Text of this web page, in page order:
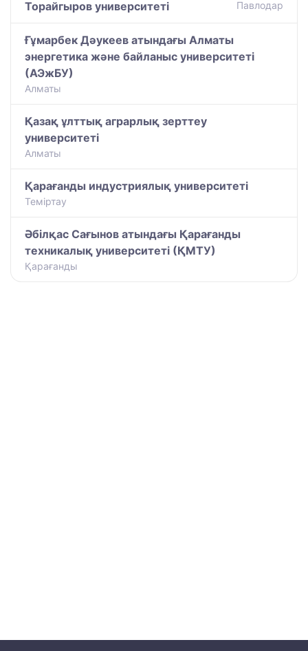
Торайгыров университеті Павлодар
Ғұмарбек Дәукеев атындағы Алматы
энергетика және байланыс университеті
(АЭжБУ)
Алматы
Қазақ ұлттық аграрлық зерттеу
университеті
Алматы
Қарағанды индустриялық университеті
Теміртау
Әбілқас Сағынов атындағы Қарағанды
техникалық университеті (ҚМТУ)
Қарағанды